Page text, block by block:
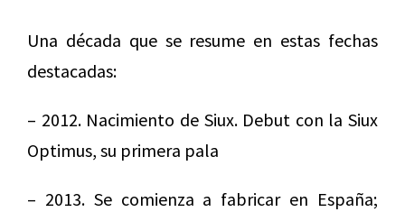
Una década que se resume en estas fechas
destacadas:
– 2012. Nacimiento de Siux. Debut con la Siux
Optimus, su primera pala
– 2013. Se comienza a fabricar en España;